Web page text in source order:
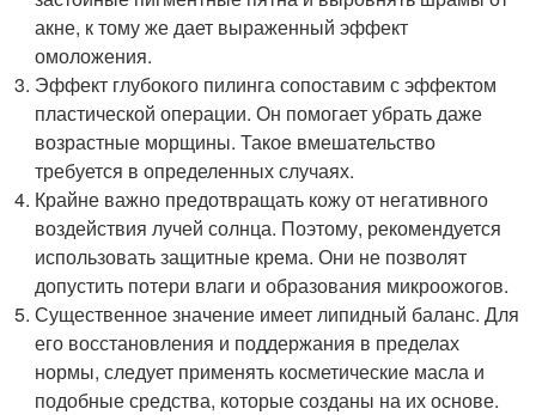
акне, к тому же дает выраженный эффект
омоложения.
Эффект глубокого пилинга сопоставим с эффектом
пластической операции. Он помогает убрать даже
возрастные морщины. Такое вмешательство
требуется в определенных случаях.
Крайне важно предотвращать кожу от негативного
воздействия лучей солнца. Поэтому, рекомендуется
использовать защитные крема. Они не позволят
допустить потери влаги и образования микроожогов.
Существенное значение имеет липидный баланс. Для
его восстановления и поддержания в пределах
нормы, следует применять косметические масла и
подобные средства, которые созданы на их основе.